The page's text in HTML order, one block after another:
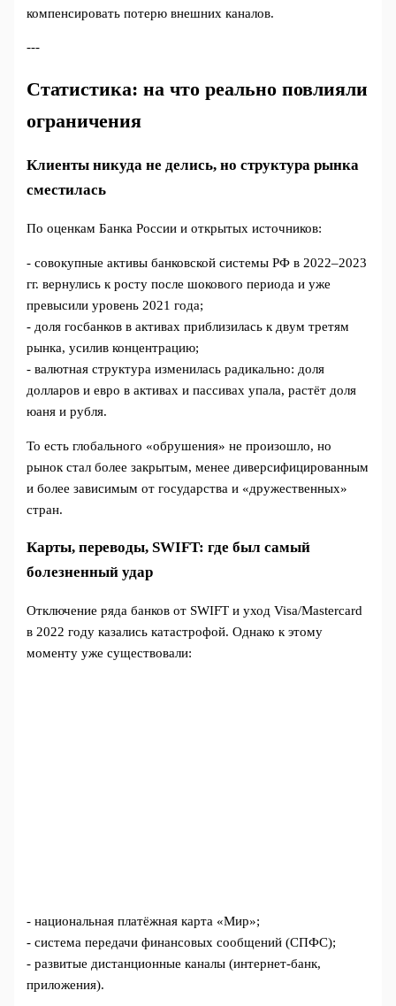
компенсировать потерю внешних каналов.
---
Статистика: на что реально повлияли
ограничения
Клиенты никуда не делись, но структура рынка
сместилась
По оценкам Банка России и открытых источников:
- совокупные активы банковской системы РФ в 2022–2023
гг. вернулись к росту после шокового периода и уже
превысили уровень 2021 года;
- доля госбанков в активах приблизилась к двум третям
рынка, усилив концентрацию;
- валютная структура изменилась радикально: доля
долларов и евро в активах и пассивах упала, растёт доля
юаня и рубля.
То есть глобального «обрушения» не произошло, но
рынок стал более закрытым, менее диверсифицированным
и более зависимым от государства и «дружественных»
стран.
Карты, переводы, SWIFT: где был самый
болезненный удар
Отключение ряда банков от SWIFT и уход Visa/Mastercard
в 2022 году казались катастрофой. Однако к этому
моменту уже существовали:
- национальная платёжная карта «Мир»;
- система передачи финансовых сообщений (СПФС);
- развитые дистанционные каналы (интернет‑банк,
приложения).